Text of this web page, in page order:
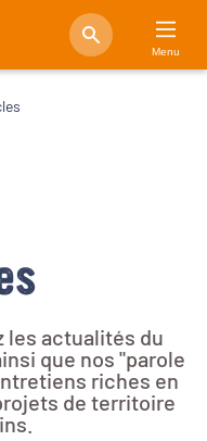
Menu
les actualités du
que nos "parole
riches en
de territoire